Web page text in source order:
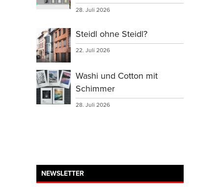
28. Juli 2026
Steidl ohne Steidl?
22. Juli 2026
Washi und Cotton mit
Schimmer
28. Juli 2026
NEWSLETTER